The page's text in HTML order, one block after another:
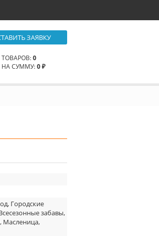
ЗАЯВКУ
ТОВАРОВ:0
НА СУММУ:0 ₽
Городские
забавы,
Масленица,